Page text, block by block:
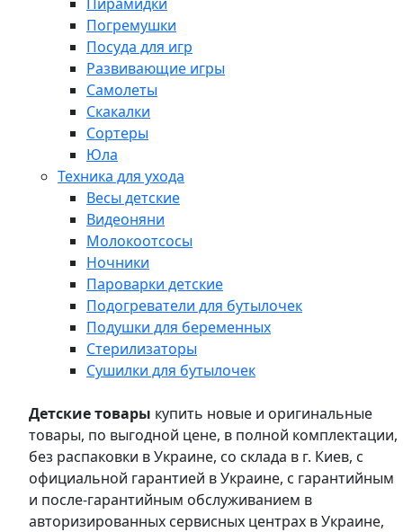
Погремушки
Посуда для игр
Развивающие игры
Самолеты
Скакалки
Сортеры
Юла
Техника для ухода
Весы детские
Видеоняни
Молокоотсосы
Ночники
Пароварки детские
Подогреватели для бутылочек
Подушки для беременных
Стерилизаторы
Сушилки для бутылочек
Детские товары купить новые и оригинальные
товары, по выгодной цене, в полной комплектации,
без распаковки в Украине, со склада в г. Киев, с
официальной гарантией в Украине, с гарантийным
и после-гарантийным обслуживанием в
авторизированных сервисных центрах в Украине,